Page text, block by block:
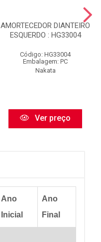
AMORTECEDOR DIANTEIRO
ESQUERDO : HG33004
Código: HG33004
Embalagem: PC
Nakata
Ver preço
Ano
Inicial
Ano
Final